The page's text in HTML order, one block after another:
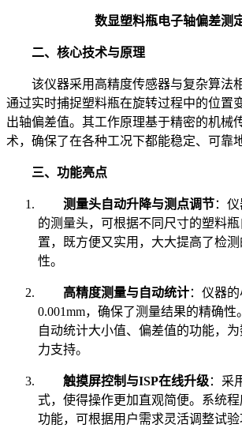
数显塑料瓶电子轴偏差测
二、核心技术与原理
该仪器采用高精度传感器与复杂算法相
通过实时捕捉塑料瓶在旋转过程中的位置
出轴偏差值。其工作原理基于精密的机械
术，确保了在各种工况下都能稳定、可靠
三、功能亮点
测量头自动升降与测点调节：
的测量头，可根据不同尺寸的塑料
置，既方便又实用，大大提高了检
性。
高精度测量与自动统计：仪器
0.001mm，确保了测量结果的精确
自动统计大小值、偏差值的功能，
力支持。
触摸屏控制与ISP在线升级：采
式，使得操作更加直观简便。系统
功能，可根据用户需求灵活调整试